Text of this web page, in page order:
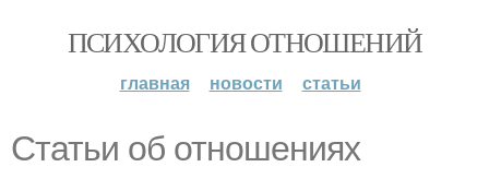
ПСИХОЛОГИЯ ОТНОШЕНИЙ
главная новости статьи
Статьи об отношениях